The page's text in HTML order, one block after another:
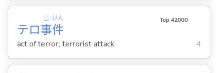
テロ事
じ
件
けん Top 42000
act of terror; terrorist attack 4